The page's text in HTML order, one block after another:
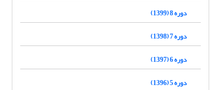
دوره 8 (1399)
دوره 7 (1398)
دوره 6 (1397)
دوره 5 (1396)